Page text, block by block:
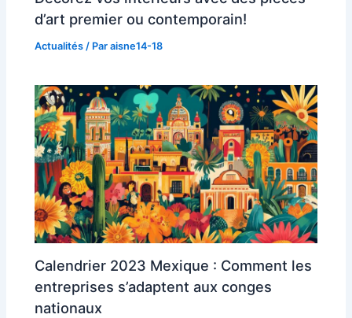
d’art premier ou contemporain!
Actualités / Paraisne14-18
Calendrier 2023 Mexique : Comment les
entreprises s’adaptent aux conges
nationaux